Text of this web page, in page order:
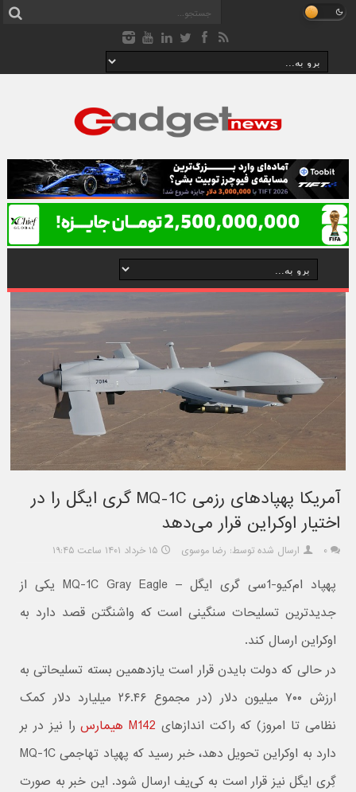
آمریکا پهپادهای رزمی MQ-1C گری ایگل را در
اختیار اوکراین قرار می‌دهد
۰ ارسال شده توسط: رضا موسوی ۱۵ خرداد ۱۴۰۱ ساعت ۱۹:۴۵
پهپاد ام‌کیو-1‌سی گری ایگل – MQ-1C Gray Eagle یکی از
جدیدترین تسلیحات سنگینی است که واشنگتن قصد دارد به
اوکراین ارسال کند.
در حالی که دولت بایدن قرار است یازدهمین بسته تسلیحاتی به
ارزش ۷۰۰ میلیون دلار (در مجموع ۲۶.۴۶ میلیارد دلار کمک
نظامی تا امروز) که راکت اندازهای M142 هیمارس
را نیز در بر
دارد به اوکراین تحویل دهد، خبر رسید که پهپاد تهاجمی MQ-1C
گِری ایگل نیز قرار است به کی‌یف ارسال شود. این خبر به صورت